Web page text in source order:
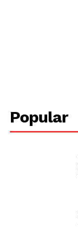
Popular